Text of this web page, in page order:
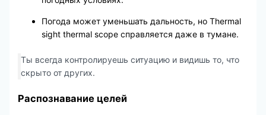
Погода может уменьшать дальность, но Thermal
sight thermal scope справляется даже в тумане.
Ты всегда контролируешь ситуацию и видишь то, что
скрыто от других.
Распознавание целей